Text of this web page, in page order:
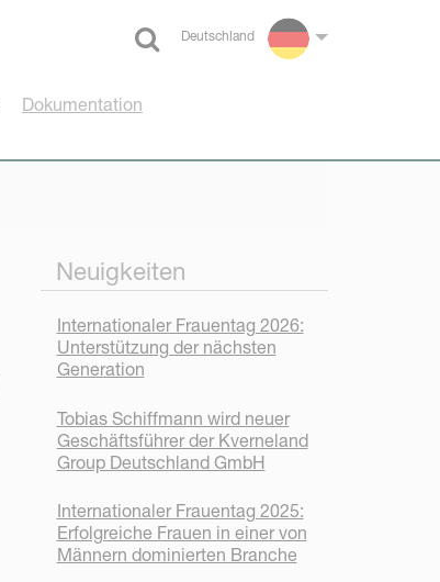
Deutschland
Select language
Dokumentation
Neuigkeiten
Internationaler Frauentag 2026:
Unterstützung der nächsten
Generation
Tobias Schiffmann wird neuer
Geschäftsführer der Kverneland
Group Deutschland GmbH
Internationaler Frauentag 2025:
Erfolgreiche Frauen in einer von
Männern dominierten Branche